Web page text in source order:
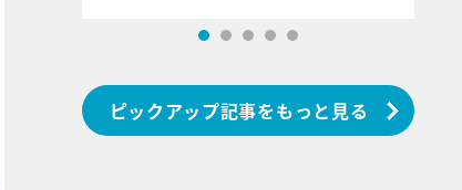
ピックアップ記事をもっと見る